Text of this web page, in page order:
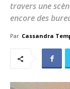
travers une
encore des
Par Cassandra